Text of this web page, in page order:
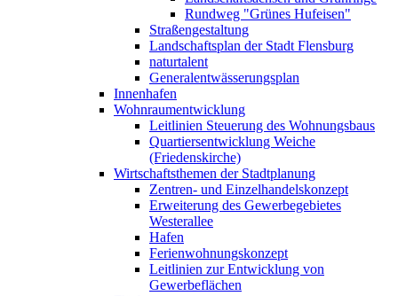
Rundweg "Grünes Hufeisen"
Straßengestaltung
Landschaftsplan der Stadt Flensburg
naturtalent
Generalentwässerungsplan
Innenhafen
Wohnraumentwicklung
Leitlinien Steuerung des Wohnungsbaus
Quartiersentwicklung Weiche
(Friedenskirche)
Wirtschaftsthemen der Stadtplanung
Zentren- und Einzelhandelskonzept
Erweiterung des Gewerbegebietes
Westerallee
Hafen
Ferienwohnungskonzept
Leitlinien zur Entwicklung von
Gewerbeflächen